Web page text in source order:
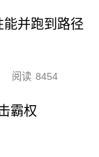
并跑到路径
阅读 8454
霸权